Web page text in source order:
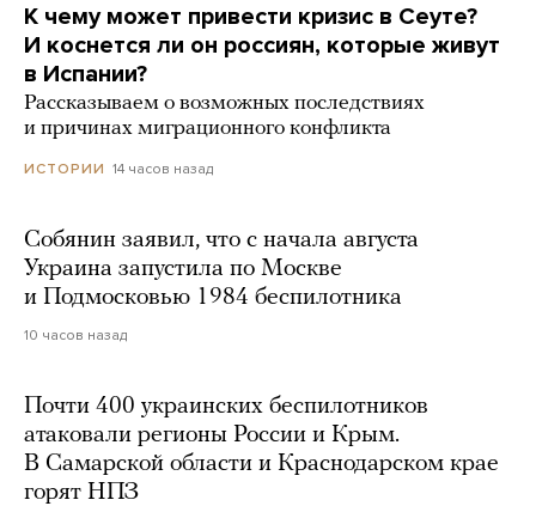
К чему может привести кризис в Сеуте?
И коснется ли он россиян, которые живут
в Испании?
Рассказываем о возможных последствиях
и причинах миграционного конфликта
ИСТОРИИ 14 часов назад
Собянин заявил, что с начала августа
Украина запустила по Москве
и Подмосковью 1984 беспилотника
10 часов назад
Почти 400 украинских беспилотников
атаковали регионы России и Крым.
В Самарской области и Краснодарском крае
горят НПЗ